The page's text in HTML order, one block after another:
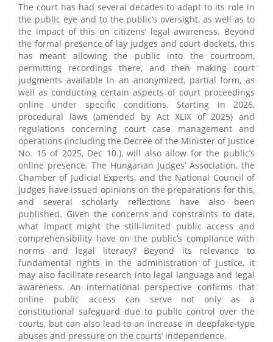
The court has had several decades to adapt to its role in
the public eye and to the public’s oversight, as well as to
the impact of this on citizens’ legal awareness. Beyond
the formal presence of lay judges and court dockets, this
has meant allowing the public into the courtroom,
permitting recordings there, and then making court
judgments available in an anonymized, partial form, as
well as conducting certain aspects of court proceedings
online under specific conditions. Starting in 2026,
procedural laws (amended by Act XLIX of 2025) and
regulations concerning court case management and
operations (including the Decree of the Minister of Justice
No. 15 of 2025, Dec 10.), will also allow for the public’s
online presence. The Hungarian Judges’ Association, the
Chamber of Judicial Experts, and the National Council of
Judges have issued opinions on the preparations for this,
and several scholarly reflections have also been
published. Given the concerns and constraints to date,
what impact might the still-limited public access and
comprehensibility have on the public’s compliance with
norms and legal literacy? Beyond its relevance to
fundamental rights in the administration of justice, it
may also facilitate research into legal language and legal
awareness. An international perspective confirms that
online public access can serve not only as a
constitutional safeguard due to public control over the
courts, but can also lead to an increase in deepfake-type
abuses and pressure on the courts’ independence.